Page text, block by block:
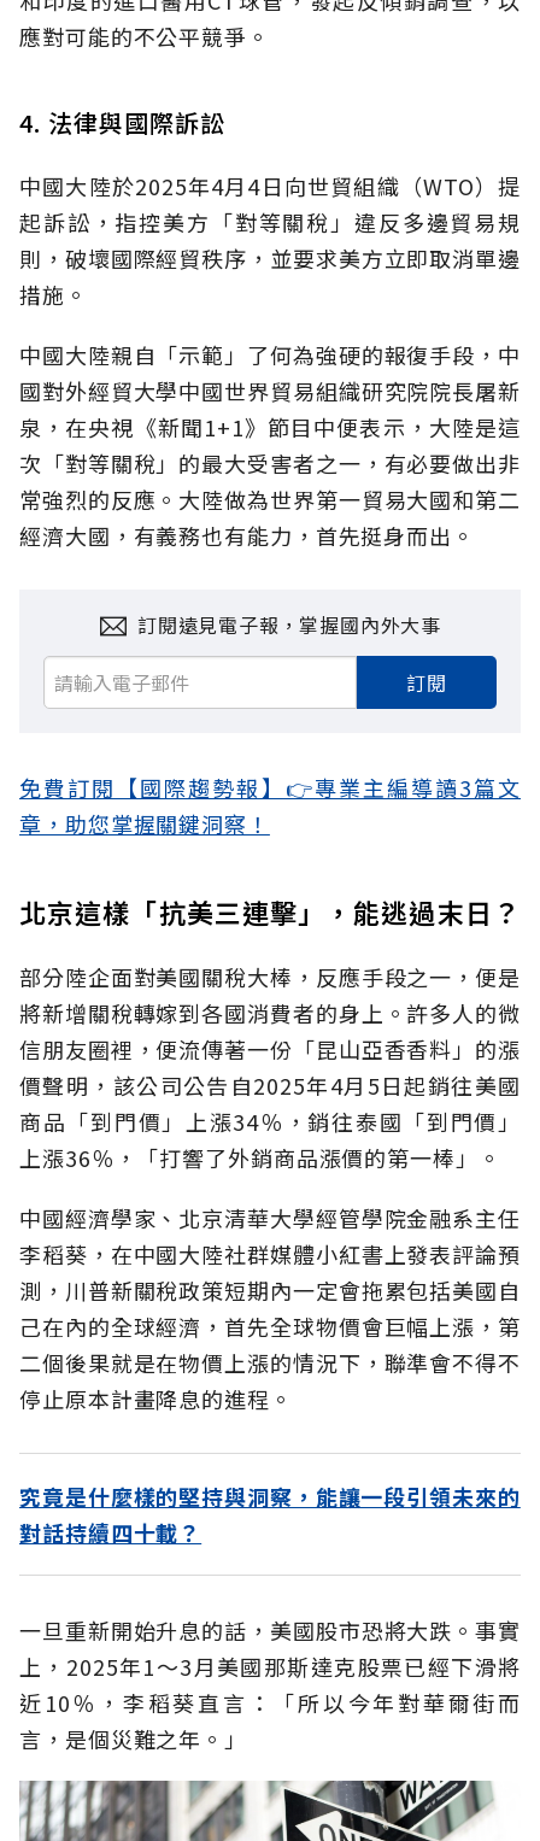
應對可能的不公平競爭。
4. 法律與國際訴訟
中國大陸於2025年4月4日向世貿組織（WTO）提
起訴訟，指控美方「對等關稅」違反多邊貿易規
則，破壞國際經貿秩序，並要求美方立即取消單邊
措施。
中國大陸親自「示範」了何為強硬的報復手段，中
國對外經貿大學中國世界貿易組織研究院院長屠新
泉，在央視《新聞1+1》節目中便表示，大陸是這
次「對等關稅」的最大受害者之一，有必要做出非
常強烈的反應。大陸做為世界第一貿易大國和第二
經濟大國，有義務也有能力，首先挺身而出。
訂閱遠見電子報，掌握國內外大事
訂閱
免費訂閱【國際趨勢報】👉專業主編導讀3篇文
章，助您掌握關鍵洞察！
北京這樣「抗美三連擊」，能逃過末日？
部分陸企面對美國關稅大棒，反應手段之一，便是
將新增關稅轉嫁到各國消費者的身上。許多人的微
信朋友圈裡，便流傳著一份「昆山亞香香料」的漲
價聲明，該公司公告自2025年4月5日起銷往美國
商品「到門價」上漲34％，銷往泰國「到門價」
上漲36％，「打響了外銷商品漲價的第一棒」。
中國經濟學家、北京清華大學經管學院金融系主任
李稻葵，在中國大陸社群媒體小紅書上發表評論預
測，川普新關稅政策短期內一定會拖累包括美國自
己在內的全球經濟，首先全球物價會巨幅上漲，第
二個後果就是在物價上漲的情況下，聯準會不得不
停止原本計畫降息的進程。
究竟是什麼樣的堅持與洞察，能讓一段引領未來的
對話持續四十載？
一旦重新開始升息的話，美國股市恐將大跌。事實
上，2025年1～3月美國那斯達克股票已經下滑將
近10％，李稻葵直言：「所以今年對華爾街而
言，是個災難之年。」